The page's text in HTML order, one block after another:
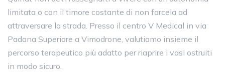
limitata o con il timore costante di non farcela ad
attraversare la strada. Presso il centro V Medical in via
Padana Superiore a Vimodrone, valutiamo insieme il
percorso terapeutico più adatto per riaprire i vasi ostruiti
in modo sicuro.